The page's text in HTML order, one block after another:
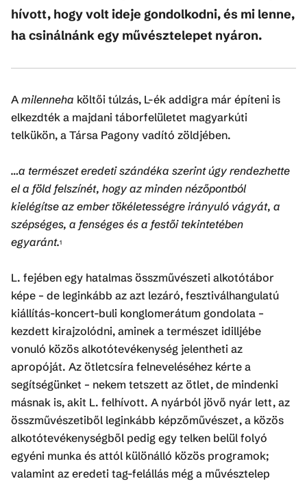
hívott, hogy volt ideje gondolkodni, és mi lenne,
ha csinálnánk egy művésztelepet nyáron.
A milenneha költői túlzás, L-ék addigra már építeni is
elkezdték a majdani táborfelületet magyarkúti
telkükön, a Társa Pagony vadító zöldjében.
…a természet eredeti szándéka szerint úgy rendezhette
el a föld felszínét, hogy az minden nézőpontból
kielégítse az ember tökéletességre irányuló vágyát, a
szépséges, a fenséges és a festői tekintetében
egyaránt.1
L. fejében egy hatalmas összművészeti alkotótábor
képe – de leginkább az azt lezáró, fesztiválhangulatú
kiállítás-koncert-buli konglomerátum gondolata –
kezdett kirajzolódni, aminek a természet idilljébe
vonuló közös alkotótevékenység jelentheti az
apropóját. Az ötletcsíra felneveléséhez kérte a
segítségünket – nekem tetszett az ötlet, de mindenki
másnak is, akit L. felhívott. A nyárból jövő nyár lett, az
összművészetiből leginkább képzőművészet, a közös
alkotótevékenységből pedig egy telken belül folyó
egyéni munka és attól különálló közös programok;
valamint az eredeti tag-felállás még a művésztelep